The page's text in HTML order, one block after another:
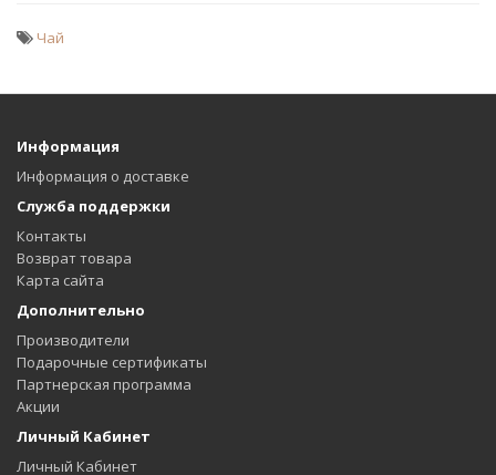
Чай
Информация
Информация о доставке
Служба поддержки
Контакты
Возврат товара
Карта сайта
Дополнительно
Производители
Подарочные сертификаты
Партнерская программа
Акции
Личный Кабинет
Личный Кабинет